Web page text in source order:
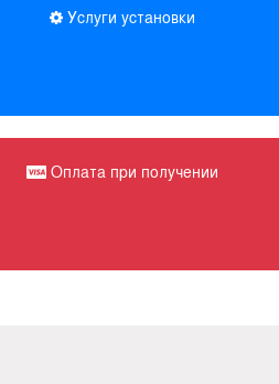
Услуги установки
Оплата при получении